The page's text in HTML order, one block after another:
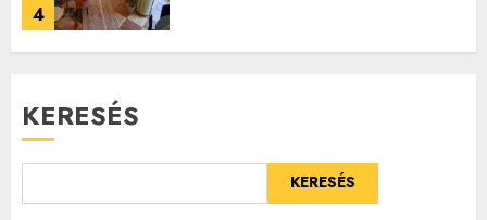
4
KERESÉS
KERESÉS